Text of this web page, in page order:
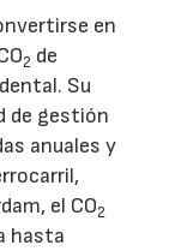
en
2 de
Su
de gestión
anuales y
el CO2
hasta